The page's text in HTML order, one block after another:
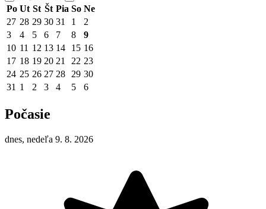
Po Ut St Št Pia So Ne
27 28 29 30 31 1
2
3
4 5 6 7 8
9
10 11 12 13 14 15 16
17 18 19 20 21 22 23
24 25 26 27 28 29 30
31 1 2 3 4 5 6
Počasie
dnes, nedeľa 9. 8. 2026